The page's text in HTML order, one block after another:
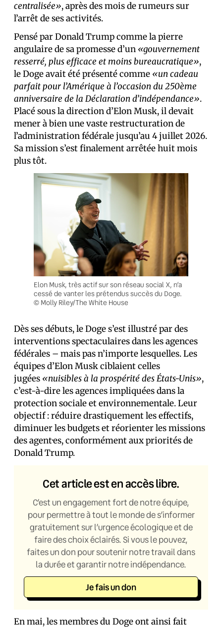
centralisée», après des mois de rumeurs sur
l’arrêt de ses activités.
Pensé par Donald Trump comme la pierre
angulaire de sa promesse d’un «gouvernement
resserré, plus efficace et moins bureaucratique»,
le Doge avait été présenté comme «un cadeau
parfait pour l’Amérique à l’occasion du 250ème
anniversaire de la Déclaration d’indépendance».
Placé sous la direction d’Elon Musk, il devait
mener à bien une vaste restructuration de
l’administration fédérale jusqu’au 4 juillet 2026.
Sa mission s’est finalement arrêtée huit mois
plus tôt.
Elon Musk, très actif sur son réseau social X, n’a
cessé de vanter les prétendus succès du Doge.
© Molly Riley/The White House
Dès ses débuts, le Doge s’est illustré par des
interventions spectaculaires dans les agences
fédérales – mais pas n’importe lesquelles. Les
équipes d’Elon Musk ciblaient celles
jugées «nuisibles à la prospérité des États-Unis»,
c’est-à-dire les agences impliquées dans la
protection sociale et environnementale. Leur
objectif : réduire drastiquement les effectifs,
diminuer les budgets et réorienter les missions
des agent·es, conformément aux priorités de
Donald Trump.
Cet article est en accès libre.
C’est un engagement fort de notre équipe,
pour permettre à tout le monde de s’informer
gratuitement sur l’urgence écologique et de
faire des choix éclairés. Si vous le pouvez,
faites un don pour soutenir notre travail dans
la durée et garantir notre indépendance.
Je fais un don
En mai, les membres du Doge ont ainsi fait